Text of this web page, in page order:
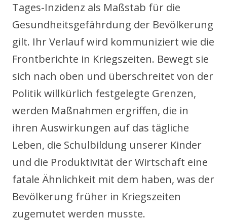
Tages-Inzidenz als Maßstab für die
Gesundheitsgefährdung der Bevölkerung
gilt. Ihr Verlauf wird kommuniziert wie die
Frontberichte in Kriegszeiten. Bewegt sie
sich nach oben und überschreitet von der
Politik willkürlich festgelegte Grenzen,
werden Maßnahmen ergriffen, die in
ihren Auswirkungen auf das tägliche
Leben, die Schulbildung unserer Kinder
und die Produktivität der Wirtschaft eine
fatale Ähnlichkeit mit dem haben, was der
Bevölkerung früher in Kriegszeiten
zugemutet werden musste.